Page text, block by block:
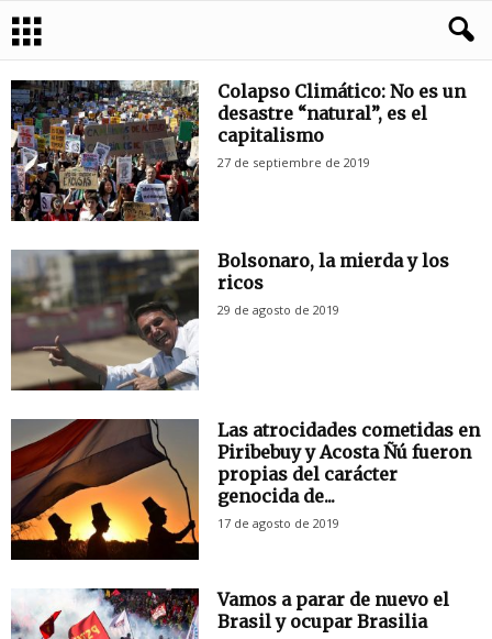
Colapso Climático: No es un
desastre “natural”, es el
capitalismo
27 de septiembre de 2019
Bolsonaro, la mierda y los
ricos
29 de agosto de 2019
Las atrocidades cometidas en
Piribebuy y Acosta Ñú fueron
propias del carácter
genocida de...
17 de agosto de 2019
Vamos a parar de nuevo el
Brasil y ocupar Brasilia